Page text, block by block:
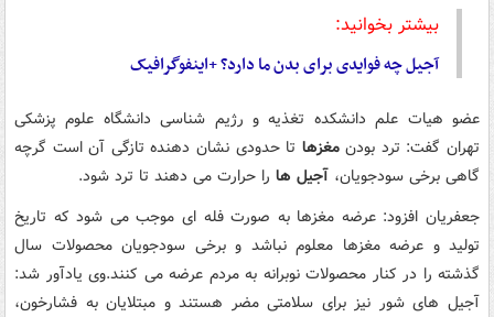
بیشتر بخوانید:
آجیل چه فوایدی برای بدن ما دارد؟ +اینفوگرافیک
عضو هیات علم دانشکده تغذیه و رژیم شناسی دانشگاه علوم پزشکی
تهران گفت: ترد بودنمغزها تا حدودی نشان دهنده تازگی آن است گرچه
گاهی برخی سودجویان، آجیل ها را حرارت می دهند تا ترد شود.
جعفریان افزود: عرضه مغزها به صورت فله ای موجب می شود که تاریخ
تولید و عرضه مغزها معلوم نباشد و برخی سودجویان محصولات سال
گذشته را در کنار محصولات نوبرانه به مردم عرضه می کنند.وی یادآور شد:
آجیل های شور نیز برای سلامتی مضر هستند و مبتلایان به فشارخون،